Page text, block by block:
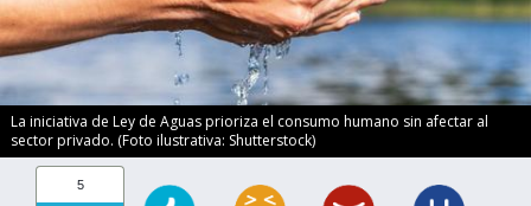
La iniciativa de Ley de Aguas prioriza el consumo humano sin afectar al
sector privado. (Foto ilustrativa: Shutterstock)
5